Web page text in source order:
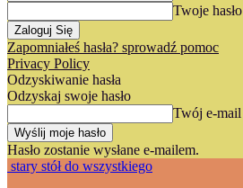
Twoje hasło
Zapomniałeś hasła? sprowadź pomoc
Privacy Policy
Odzyskiwanie hasła
Odzyskaj swoje hasło
Twój e-mail
Hasło zostanie wysłane e-mailem.
stary stół do wszystkiego